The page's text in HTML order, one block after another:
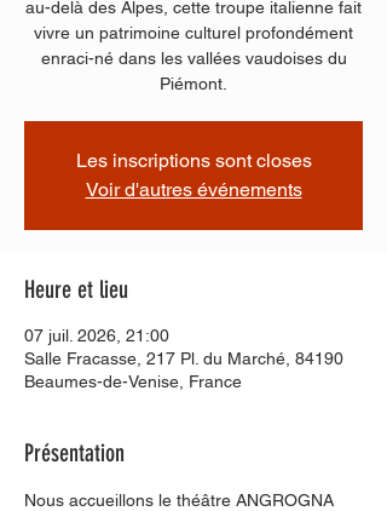
au-delà des Alpes, cette troupe italienne fait
vivre un patrimoine culturel profondément
enraci-né dans les vallées vaudoises du
Piémont.
Les inscriptions sont closes
Voir d'autres événements
Heure et lieu
07 juil. 2026, 21:00
Salle Fracasse, 217 Pl. du Marché, 84190
Beaumes-de-Venise, France
Présentation
Nous accueillons le théâtre ANGROGNA